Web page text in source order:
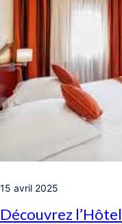
15 avril 2025
Découvrez